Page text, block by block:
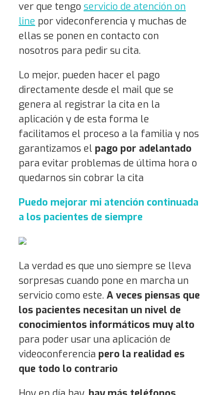
ver que tengo servicio de atención on
line por videconferencia y muchas de
ellas se ponen en contacto con
nosotros para pedir su cita.
Lo mejor, pueden hacer el pago
directamente desde el mail que se
genera al registrar la cita en la
aplicación y de esta forma le
facilitamos el proceso a la familia y nos
garantizamos el pago por adelantado
para evitar problemas de última hora o
quedarnos sin cobrar la cita
Puedo mejorar mi atención continuada
a los pacientes de siempre
La verdad es que uno siempre se lleva
sorpresas cuando pone en marcha un
servicio como este. A veces piensas que
los pacientes necesitan un nivel de
conocimientos informáticos muy alto
para poder usar una aplicación de
videoconferencia pero la realidad es
que todo lo contrario